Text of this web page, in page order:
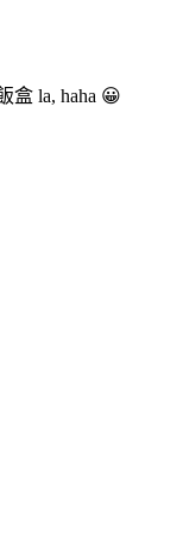
盒 la, haha 😀